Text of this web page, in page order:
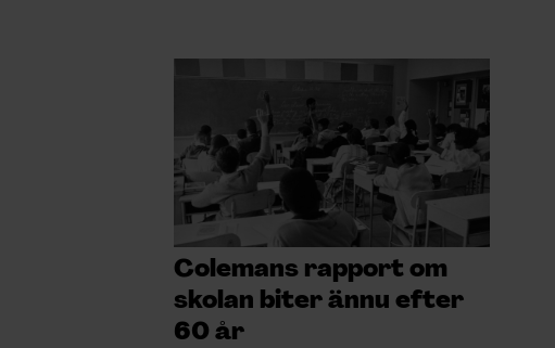
Colemans rapport om
skolan biter ännu efter
60 år